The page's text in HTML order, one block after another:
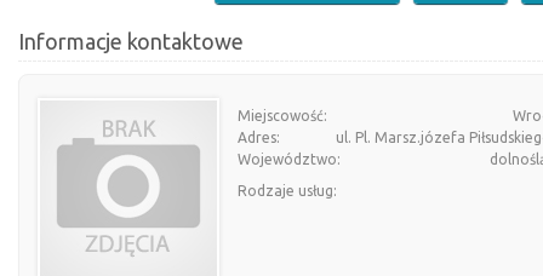
Informacje kontaktowe
Miejscowość:
Adres:
ul. Pl. Marsz.józefa
Województwo:
Rodzaje usług: